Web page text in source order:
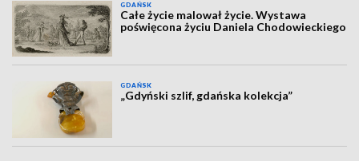
GDAŃSK
Całe życie malował życie. Wystawa
poświęcona życiu Daniela Chodowieckiego
GDAŃSK
„Gdyński szlif, gdańska kolekcja”